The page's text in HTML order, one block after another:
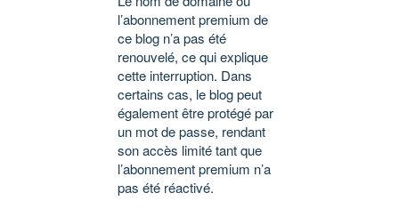
l’abonnement premium de
ce blog n’a pas été
renouvelé, ce qui explique
cette interruption. Dans
certains cas, le blog peut
également être protégé par
un mot de passe, rendant
son accès limité tant que
l’abonnement premium n’a
pas été réactivé.